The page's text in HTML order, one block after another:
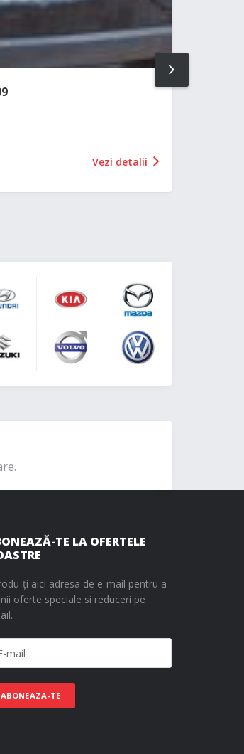
Vezi detalii
NEXT
TE LA OFERTELE
ți aici adresa de e-mail pentru a
oferte speciale si reduceri pe
ABONEAZA-TE